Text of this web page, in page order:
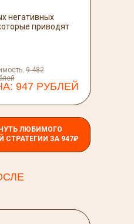
ЛЮБИМОГО
ЗА 947₽
947 РУБЛЕЙ
9 482
негативных
приводят